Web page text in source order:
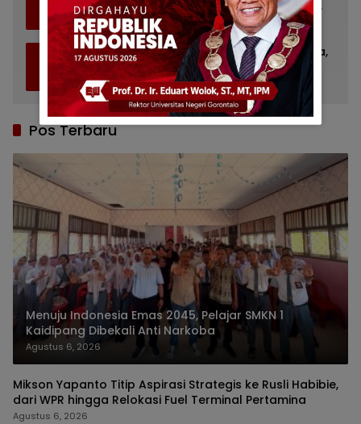
Baiturrahman Limboto, Kirim Doa untuk
Almarhum Rachmat Gobel
Juli 14, 2026 1108
5
Bupati Gorontalo Ziarah ke TMP Kalibata,
Ingat Sosok Rachmat Gobel
Juli 11, 2026 848
Pos Terbaru
Menuju Indonesia Emas 2045, Pelajar SMKN 1
Kaidipang Dibekali Anti Narkoba
Agustus 6, 2026
Mikson Yapanto Titip Aspirasi Strategis ke Rusli Habibie,
dari WPR hingga Relokasi Fuel Terminal Pertamina
Agustus 6, 2026